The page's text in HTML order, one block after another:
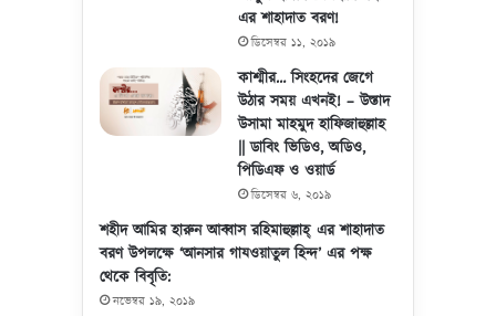
এর শাহাদাত বরণ!
ডিসেম্বর ১১, ২০১৯
কাশ্মীর… সিংহদের জেগে
উঠার সময় এখনই! – উস্তাদ
উসামা মাহমুদ হাফিজাহুল্লাহ
|| ডাবিং ভিডিও, অডিও,
পিডিএফ ও ওয়ার্ড
ডিসেম্বর ৬, ২০১৯
শহীদ আমির হারুন আব্বাস রহিমাহুল্লাহ্ এর শাহাদাত
বরণ উপলক্ষে ‘আনসার গাযওয়াতুল হিন্দ’ এর পক্ষ
থেকে বিবৃতি:
নভেম্বর ১৯, ২০১৯